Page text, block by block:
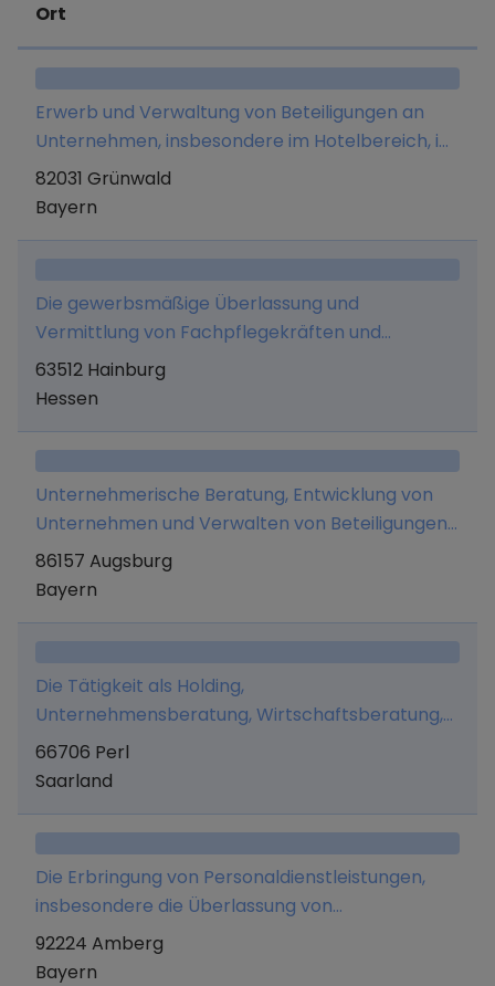
Ort
Erwerb und Verwaltung von Beteiligungen an
Unternehmen, insbesondere im Hotelbereich, im
eigenen Namen und auf eigene Rechnung und
nicht als Dienstleistung für Dritte.
82031 Grünwald
Bayern
Die gewerbsmäßige Überlassung und
Vermittlung von Fachpflegekräften und
medizinischen Personal sowie alle damit
verbundenen Tätigkeiten.
63512 Hainburg
Hessen
Unternehmerische Beratung, Entwicklung von
Unternehmen und Verwalten von Beteiligungen
und Vermögen sowie diesbezügliche
Dienstleistungen einschließlich der Übernahme
Geschäfte nach dem KWG.
86157 Augsburg
Bayern
Die Tätigkeit als Holding,
Unternehmensberatung, Wirtschaftsberatung,
Verwaltung eigenen Vermögens, Marketing und
Managementaufgaben.
66706 Perl
Saarland
Die Erbringung von Personaldienstleistungen,
insbesondere die Überlassung von
Arbeitnehmern.
92224 Amberg
Bayern